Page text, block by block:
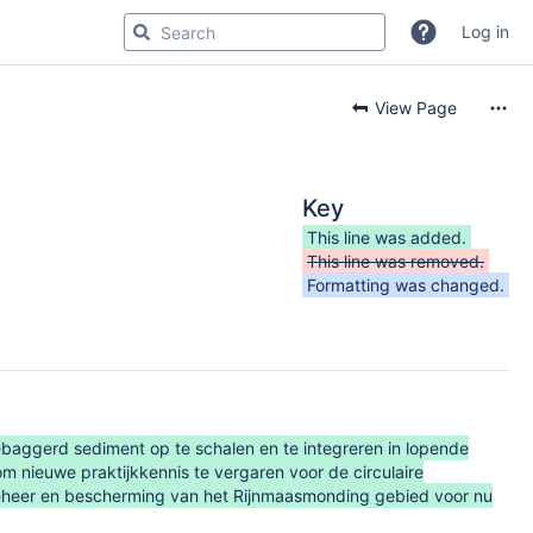
Log in
View Page
Key
This line was added.
This line was removed.
Formatting was changed.
sediment op te schalen en te integreren in lopende
nieuwe praktijkkennis te vergaren voor de circulaire
en bescherming van het Rijnmaasmonding gebied voor nu